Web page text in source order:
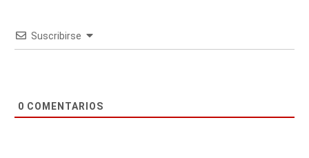
Suscribirse
0 COMENTARIOS